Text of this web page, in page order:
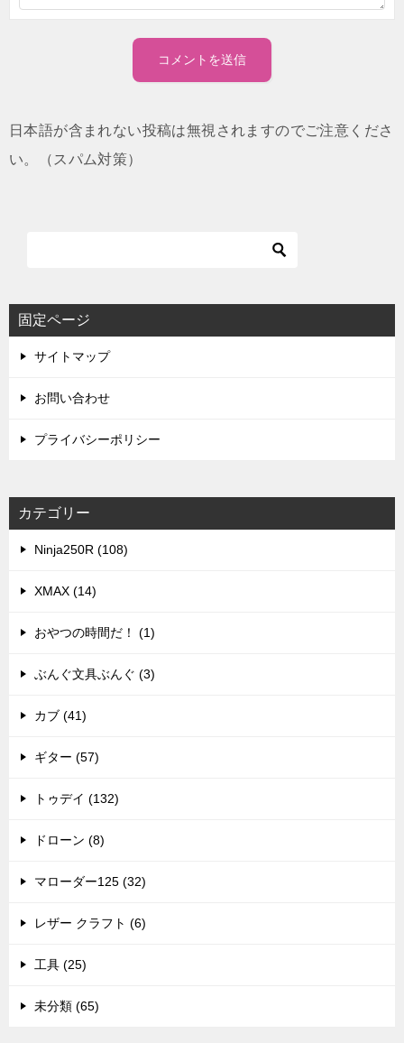
日本語が含まれない投稿は無視されますのでご注意くださ
い。（スパム対策）
固定ページ
サイトマップ
お問い合わせ
プライバシーポリシー
カテゴリー
Ninja250R (108)
XMAX (14)
おやつの時間だ！ (1)
ぶんぐ文具ぶんぐ (3)
カブ (41)
ギター (57)
トゥデイ (132)
ドローン (8)
マローダー125 (32)
レザー クラフト (6)
工具 (25)
未分類 (65)